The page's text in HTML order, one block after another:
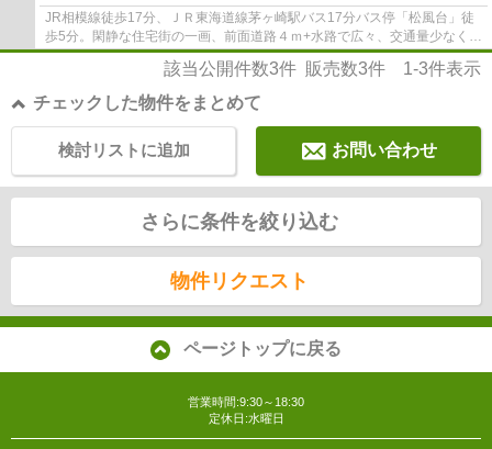
JR相模線徒歩17分、ＪＲ東海道線茅ヶ崎駅バス17分バス停「松風台」徒
歩5分。閑静な住宅街の一画、前面道路４ｍ+水路で広々、交通量少なく明
るくて開放的です！車種によっては２台駐車...
該当公開件数3件 販売数3件 1-3件表示
チェックした物件をまとめて
お問い合わせ
検討リストに追加
さらに条件を絞り込む
物件リクエスト
ページトップに戻る
営業時間:9:30～18:30
定休日:水曜日